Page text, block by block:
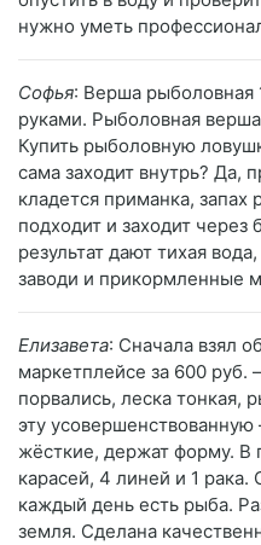
нужно уметь
Софья: Верша рыболовная
руками. Рыболовная
Купить рыболовную
сама заходит внутрь? Да,
кладется приманка, запах
подходит и заходит
результат дают тихая
заводи и прикормленные
Елизавета: Сначала взял
маркетплейсе за 600 руб.
порвались, леска тонкая,
эту
жёсткие, держат форму.
карасей, 4 линей и 1
каждый день есть рыба.
земля. Сделана